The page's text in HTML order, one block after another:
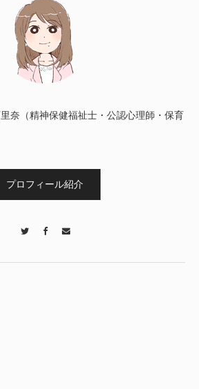
奈（精神保健福祉士・公認心理師・保育
プロフィール紹介